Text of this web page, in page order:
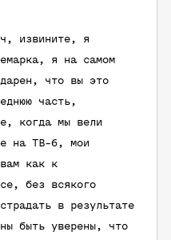
извините, я
я на самом
что вы это
часть,
когда мы вели
на ТВ-6, мои
как к
без всякого
в результате
быть уверены, что